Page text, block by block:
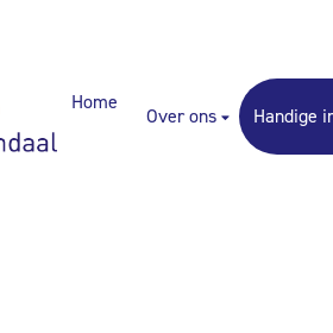
Home
Over ons Handige